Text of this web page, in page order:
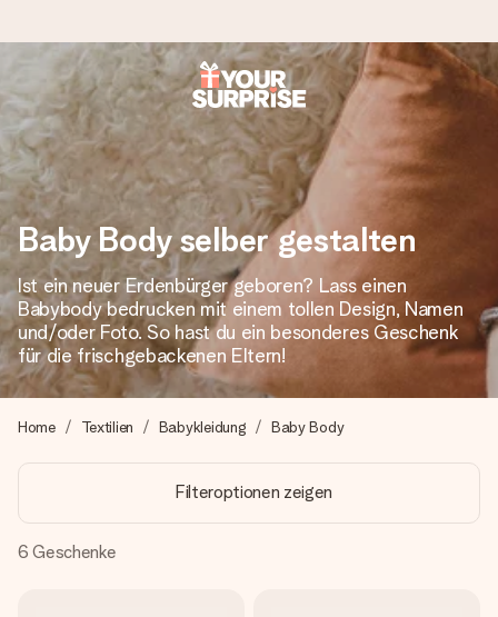
Heute bestellt, in 1 Werktag verschickt
Wir bereiten dein Geschenk sorgfältig vor und schicken es
blitzschnell – damit du es genau zum richtigen Zeitpunkt
überreichen kannst, wenn es am meisten zählt.
4,8 (basierend auf +15.000 Bewertungen)
Unsere Geschenke begeistern. Kunden bewerten uns mit
4,8 bei Google Reviews (Gesamtergebnis aller Länder, in
die wir versenden).
+49 39292 929695
Montag - Freitag : 8:30 - 17:00 Uhr
Samstag - Sonntag : 8:30 - 13:00 Uhr
Baby Body selber gestalten
Ist ein neuer Erdenbürger geboren? Lass einen
Babybody bedrucken mit einem tollen Design, Namen
und/oder Foto. So hast du ein besonderes Geschenk
für die frischgebackenen Eltern!
Home Textilien Babykleidung Baby Body
Filteroptionen zeigen
6 Geschenke